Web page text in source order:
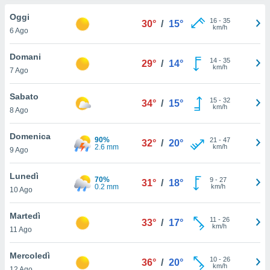
al sito
nostri
ci
di
un
la
di esso.
nella
Oggi
6 Ago
30° / 15° 16- 35
km/h
Domani
7 Ago
29° / 14° 14- 35
km/h
Sabato
8 Ago
34° / 15° 15- 32
km/h
Domenica
9 Ago
90%
2.6 mm
32° / 20° 21 - 47
km/h
Lunedì
10 Ago
70%
0.2 mm
31° / 18° 9- 27
km/h
Martedì
11 Ago
33° / 17° 11 - 26
km/h
Mercoledì
36° / 20° 10- 26
km/h